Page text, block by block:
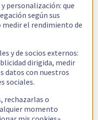
personalización: que
según sus
medir el rendimiento de
y de socios externos:
dirigida, medir
datos con nuestros
sociales.
rechazarlas o
momento